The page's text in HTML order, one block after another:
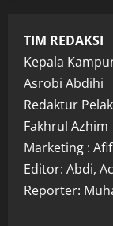
TIM REDAKSI
Kepala
Asrobi Abdihi
Redaktur
Fakhrul Azhim
Marketing :
Editor: Abdi,
Reporter: